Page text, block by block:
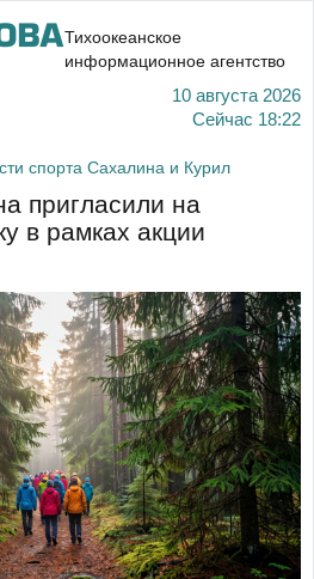
Тихоокеанское
информационное агентство
10 августа 2026
Сейчас 18:22
спорта Сахалина и Курил
пригласили на
в рамках акции